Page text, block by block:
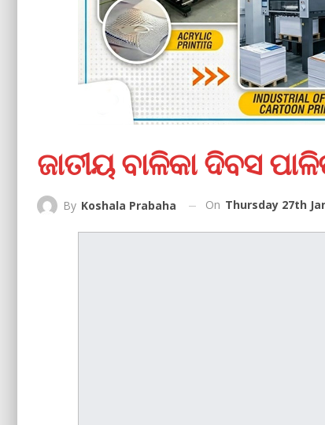
ଜାତୀୟ ବାଳିକା ଦିବସ
By Koshala Prabaha On Thursday 27th